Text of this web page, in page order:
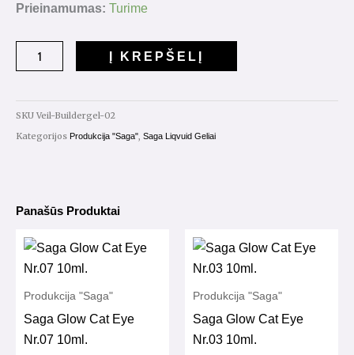
Prieinamumas: Turime
produkto
Builder
Veil
Nr.02
Į KREPŠELĮ
SKU Veil-Buildergel-02
Kategorijos Produkcija "Saga", Saga Liqvuid Geliai
Panašūs Produktai
Produkcija "Saga"
Saga Glow Cat Eye
Nr.07 10ml.
Produkcija "Saga"
Saga Glow Cat Eye
Nr.03 10ml.